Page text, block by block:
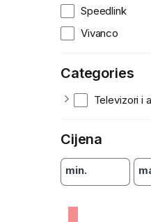
Speedlink
Vivanco
Categories
Televizori i
Cijena
min.